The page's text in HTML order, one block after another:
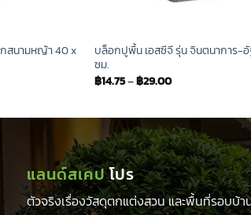
สนามหญ้า 40 x
บล็อกปูพื้น เอสซีจี รุ่น จินตนาการ-
ซม.
฿14.75–฿29.00
แลนด์สเคปโปร
ตัวจริงเรื่องวัสดุตกแต่งสวน และพื้นที่รอบบ้า